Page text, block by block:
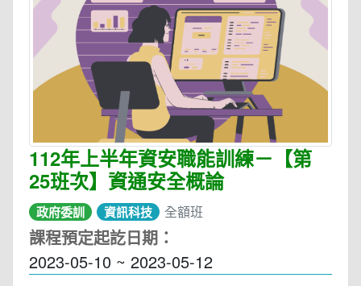
112年上半年資安職能訓練－【第
25班次】資通安全概論
政府委訓 資訊科技 全額班
課程預定起訖日期：
2023-05-10 ~ 2023-05-12